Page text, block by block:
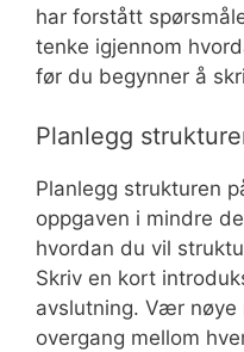
har forstått
tenke igjennom
før du begynner å
Planlegg
Planlegg strukturen
oppgaven i mindre
hvordan du vil
Skriv en kort
avslutning. Vær nøye
overgang mellom